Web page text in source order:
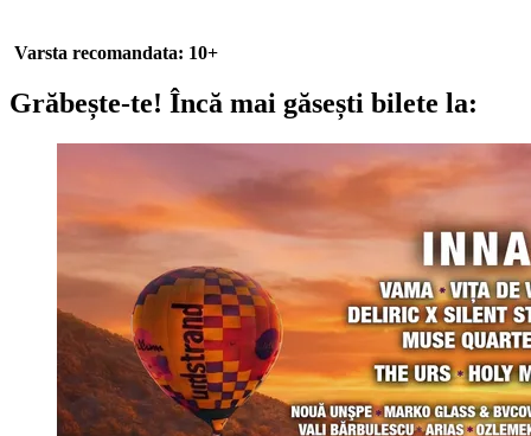
Varsta recomandata: 10+
Grăbește-te! Încă mai găsești bilete la: